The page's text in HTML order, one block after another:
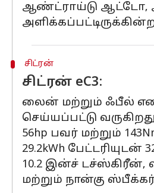
ஆண்ட்ராய்டு ஆட்டோ,
சிட்ரன்
சிட்ரன் eC3:
லைன் மற்றும் ஃபீல்
செய்யப்பட்டு வருகிறது
56hp பவர் மற்றும்
29.2kWh
10.2 இன்ச்
மற்றும் நான்கு